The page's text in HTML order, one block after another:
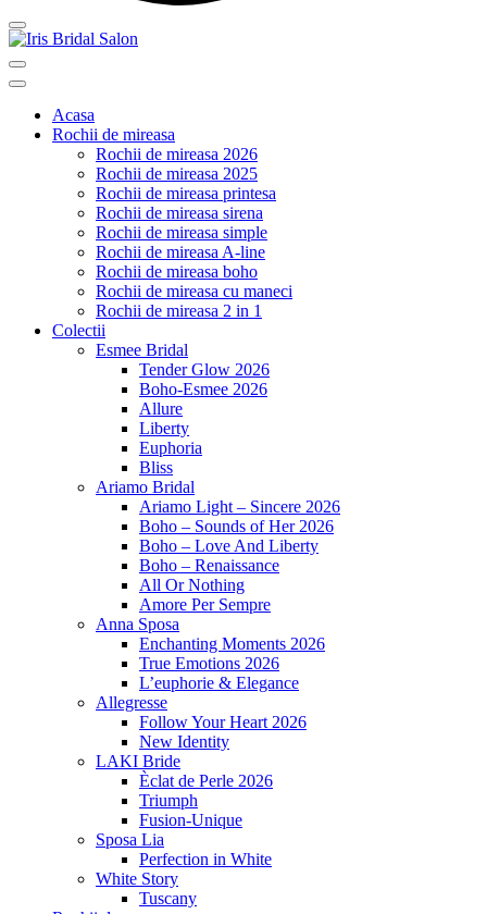
Acasa
Rochii de mireasa
Rochii de mireasa 2026
Rochii de mireasa 2025
Rochii de mireasa printesa
Rochii de mireasa sirena
Rochii de mireasa simple
Rochii de mireasa A-line
Rochii de mireasa boho
Rochii de mireasa cu maneci
Rochii de mireasa 2 in 1
Colectii
Esmee Bridal
Tender Glow 2026
Boho-Esmee 2026
Allure
Liberty
Euphoria
Bliss
Ariamo Bridal
Ariamo Light – Sincere 2026
Boho – Sounds of Her 2026
Boho – Love And Liberty
Boho – Renaissance
All Or Nothing
Amore Per Sempre
Anna Sposa
Enchanting Moments 2026
True Emotions 2026
L’euphorie & Elegance
Allegresse
Follow Your Heart 2026
New Identity
LAKI Bride
Èclat de Perle 2026
Triumph
Fusion-Unique
Sposa Lia
Perfection in White
White Story
Tuscany